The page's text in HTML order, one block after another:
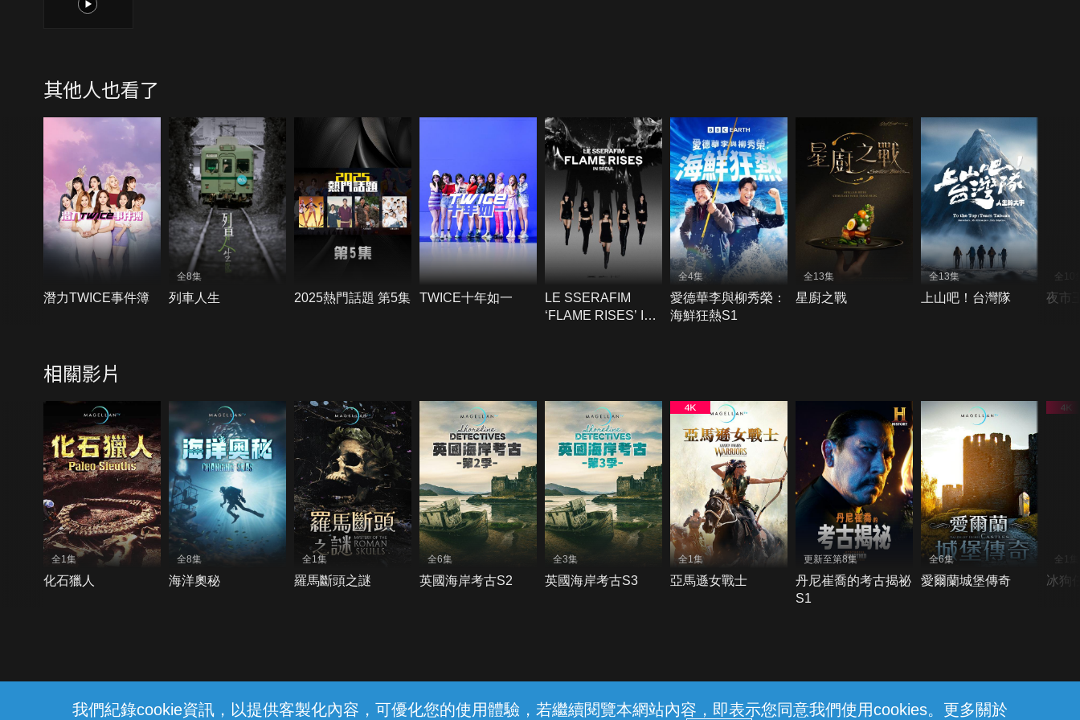
我們紀錄cookie資訊，以提供客製化內容，可優化您的使用體驗，若繼續閱覽本網站內容，即表示您同意我們使用cookies。更多關於
1
其他人也看了
潛力TWICE事件簿
全8集
列車人生 2025熱門話題 第5集 TWICE十年如一
LE SSERAFIM
‘FLAME RISES’ IN
全4集
愛德華李與柳秀榮：
海鮮狂熱S1
全13集
星廚之戰
全13集
上山吧！台灣隊
全10
夜市
相關影片
全1集
化石獵人
全8集
海洋奧秘
全1集
羅馬斷頭之謎
全6集
英國海岸考古S2
全3集
英國海岸考古S3
全1集
亞馬遜女戰士
更新至第8集
丹尼崔喬的考古揭祕
S1
全6集
愛爾蘭城堡傳奇
全1集
冰狗
線上客服 服務條款 隱私權保護